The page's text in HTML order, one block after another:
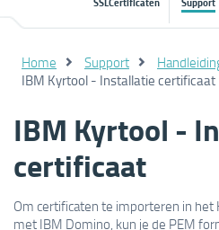
SSLCertificaten Support
Home Support
IBM Kyrtool - Installatie certificaat
IBM Kyrtool -
certificaat
Om certificaten te importeren in het
met IBM Domino, kun je de PEM